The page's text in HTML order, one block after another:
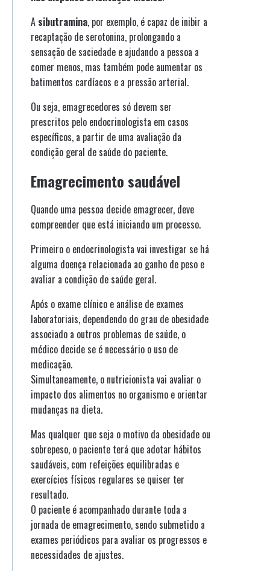
A sibutramina, por exemplo, é capaz de inibir a
recaptação de serotonina, prolongando a
sensação de saciedade e ajudando a pessoa a
comer menos, mas também pode aumentar os
batimentos cardíacos e a pressão arterial.
Ou seja, emagrecedores só devem ser
prescritos pelo endocrinologista em casos
específicos, a partir de uma avaliação da
condição geral de saúde do paciente.
Emagrecimento saudável
Quando uma pessoa decide emagrecer, deve
compreender que está iniciando um processo.
Primeiro o endocrinologista vai investigar se há
alguma doença relacionada ao ganho de peso e
avaliar a condição de saúde geral.
Após o exame clínico e análise de exames
laboratoriais, dependendo do grau de obesidade
associado a outros problemas de saúde, o
médico decide se é necessário o uso de
medicação.
Simultaneamente, o nutricionista vai avaliar o
impacto dos alimentos no organismo e orientar
mudanças na dieta.
Mas qualquer que seja o motivo da obesidade ou
sobrepeso, o paciente terá que adotar hábitos
saudáveis, com refeições equilibradas e
exercícios físicos regulares se quiser ter
resultado.
O paciente é acompanhado durante toda a
jornada de emagrecimento, sendo submetido a
exames periódicos para avaliar os progressos e
necessidades de ajustes.